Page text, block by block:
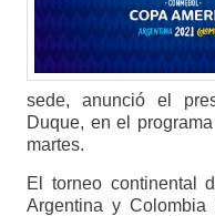
sede, anunció el
Duque, en el
martes.
El torneo continental
Argentina y